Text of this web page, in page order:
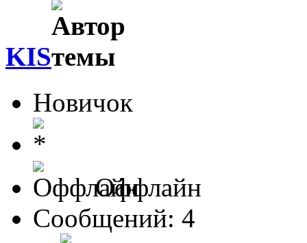
KIS
Новичок
Оффлайн
Сообщений: 4